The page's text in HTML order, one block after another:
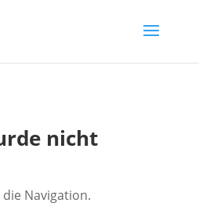
nicht
Navigation.